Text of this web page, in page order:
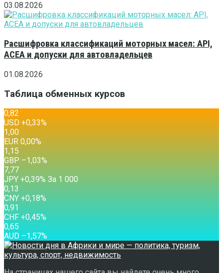
03.08.2026
Расшифровка классификаций моторных масел: API,
ACEA и допуски для автовладельцев
01.08.2026
Таблица обменных курсов
0,82
USD +0,33%
1,00
EUR 0,00%
1,15
GBP –1,03%
7,77
JPY +0,39% За 1 000
0,13
CNY +0,18%
0,91
CHF +0,45%
0,65
AUD –1,57%